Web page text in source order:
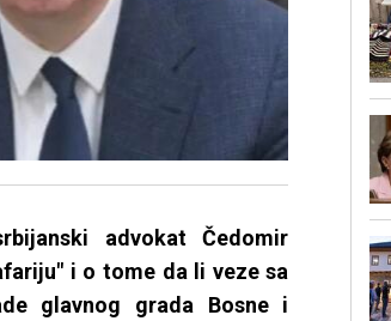
advokat Čedomir
i o tome da li veze sa
glavnog grada Bosne i